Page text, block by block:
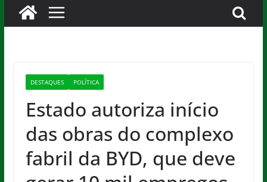
DESTAQUES POLÍTICA
Estado autoriza início
das obras do complexo
fabril da BYD, que deve